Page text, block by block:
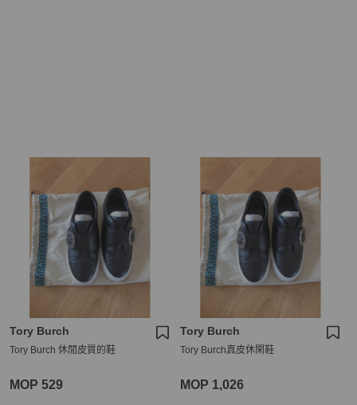
Tory Burch
Tory Burch 休閒皮質的鞋
MOP 529
Tory Burch
Tory Burch真皮休閑鞋
MOP 1,026